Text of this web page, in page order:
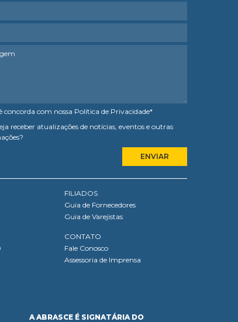
concorda com nossa Política de Privacidade*
receber atualizações de notícias, eventos e outras
FILIADOS
Guia de Fornecedores
Guia de Varejistas
CONTATO
Fale Conosco
Assessoria de Imprensa
A ABRASCE É SIGNATÁRIA DO